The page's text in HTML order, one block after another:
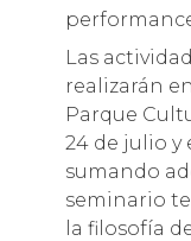
Las
realizarán
Parque
24 de julio y
sumando
seminario
la filosofía